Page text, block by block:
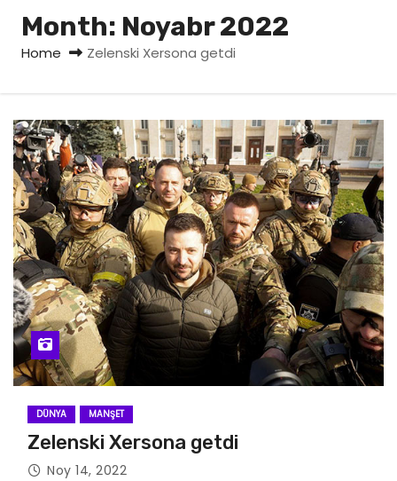
Month: Noyabr 2022
Home Zelenski Xersona getdi
DÜNYA MANŞET
Zelenski Xersona getdi
Noy 14, 2022